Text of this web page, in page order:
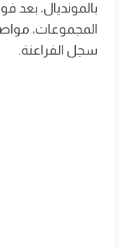
بالمونديال، بعد
المجموعات،
سجل الفراعنة.